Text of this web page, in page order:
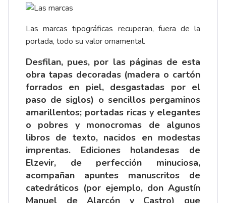
Las marcas tipográficas recuperan, fuera de la
portada, todo su valor ornamental.
Desfilan, pues, por las páginas de esta
obra tapas decoradas (madera o cartón
forrados en piel, desgastadas por el
paso de siglos) o sencillos pergaminos
amarillentos; portadas ricas y elegantes
o pobres y monocromas de algunos
libros de texto, nacidos en modestas
imprentas. Ediciones holandesas de
Elzevir, de perfección minuciosa,
acompañan apuntes manuscritos de
catedráticos (por ejemplo, don Agustín
Manuel de Alarcón y Castro) que